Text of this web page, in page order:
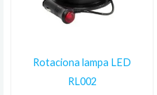
Rotaciona lampa LED
RL002